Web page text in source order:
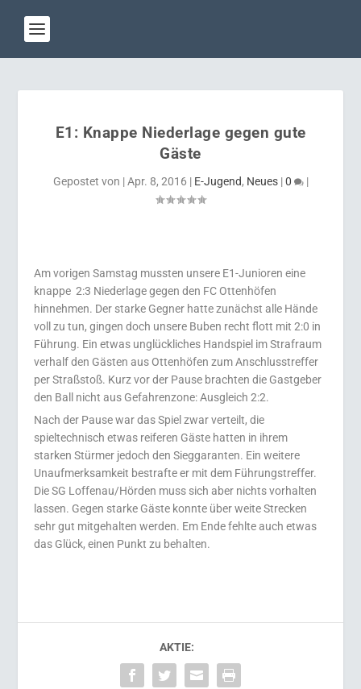
E1: Knappe Niederlage gegen gute
Gäste
Gepostet von |Apr. 8, 2016 | E-Jugend, Neues|0 |
Am vorigen Samstag mussten unsere E1-Junioren eine
knappe 2:3 Niederlage gegen den FC Ottenhöfen
hinnehmen. Der starke Gegner hatte zunächst alle Hände
voll zu tun, gingen doch unsere Buben recht flott mit 2:0 in
Führung. Ein etwas unglückliches Handspiel im Strafraum
verhalf den Gästen aus Ottenhöfen zum Anschlusstreffer
per Straßstoß. Kurz vor der Pause brachten die Gastgeber
den Ball nicht aus Gefahrenzone: Ausgleich 2:2.
Nach der Pause war das Spiel zwar verteilt, die
spieltechnisch etwas reiferen Gäste hatten in ihrem
starken Stürmer jedoch den Sieggaranten. Ein weitere
Unaufmerksamkeit bestrafte er mit dem Führungstreffer.
Die SG Loffenau/Hörden muss sich aber nichts vorhalten
lassen. Gegen starke Gäste konnte über weite Strecken
sehr gut mitgehalten werden. Em Ende fehlte auch etwas
das Glück, einen Punkt zu behalten.
AKTIE: